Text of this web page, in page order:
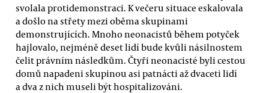
svolala protidemonstraci. K večeru situace eskalovala
a došlo na střety mezi oběma skupinami
demonstrujících. Mnoho neonacistů během potyček
hajlovalo, nejméně deset lidí bude kvůli násilnostem
čelit právním následkům. Čtyři neonacisté byli cestou
domů napadeni skupinou asi patnácti až dvaceti lidí
a dva z nich museli být hospitalizováni.